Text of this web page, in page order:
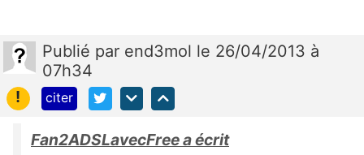
Publié par end3mol le 26/04/2013 à
07h34
!
citer
Fan2ADSLavecFree a écrit